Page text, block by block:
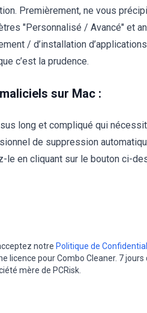
Premièrement, ne vous
"Personnalisé / Avancé" et
/ d’installation
c’est la prudence.
sur Mac :
long et compliqué qui
de suppression
le en cliquant sur le bouton ci-
notre Politique de
licence pour Combo Cleaner. 7
mère de PCRisk.